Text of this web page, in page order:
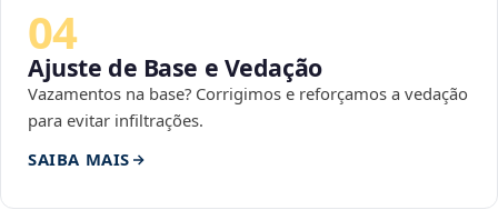
04
Ajuste de Base e Vedação
Vazamentos na base? Corrigimos e reforçamos a vedação
para evitar infiltrações.
SAIBA MAIS